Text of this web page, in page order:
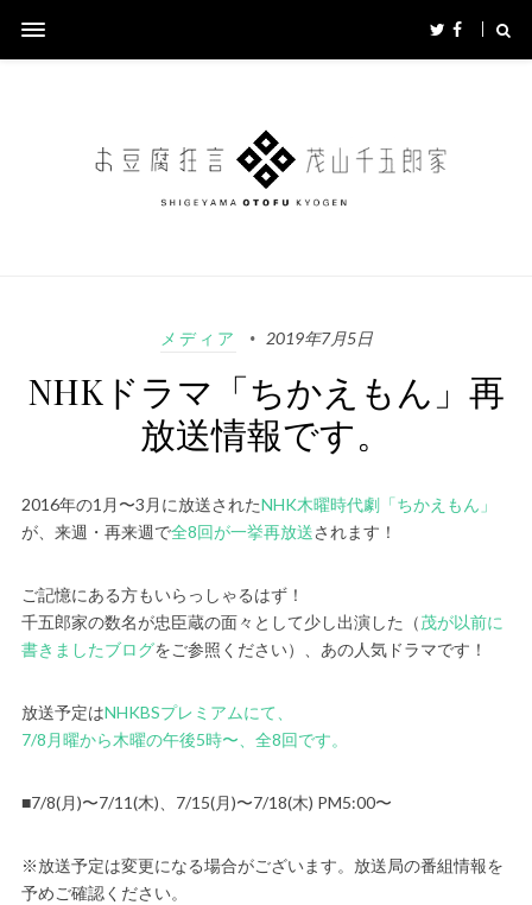
メディア 2019年7月5日
NHKドラマ「ちかえもん」再
放送情報です。
2016年の1月〜3月に放送されたNHK木曜時代劇「ちかえもん」
が、来週・再来週で全8回が一挙再放送されます！
ご記憶にある方もいらっしゃるはず！
千五郎家の数名が忠臣蔵の面々として少し出演した（茂が以前に
書きましたブログをご参照ください）、あの人気ドラマです！
放送予定はNHKBSプレミアムにて、
7/8月曜から木曜の午後5時〜、全8回です。
■7/8(月)〜7/11(木)、7/15(月)〜7/18(木) PM5:00〜
※放送予定は変更になる場合がございます。放送局の番組情報を
予めご確認ください。